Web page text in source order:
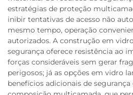
estratégias de proteção
inibir tentativas de acesso não
mesmo tempo, operação
autorizados. A construção em
segurança oferece resistência ao
forças consideráveis sem gerar
perigosos; já as opções em vidro
benefícios adicionais de segurança